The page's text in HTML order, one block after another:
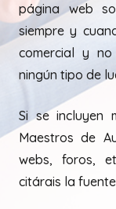
página web
siempre y
comercial y no
ningún tipo de
Si se incluyen
Maestros de
webs, foros,
citárais la